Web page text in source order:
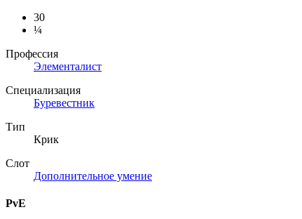
30
¼
Профессия
Элементалист
Специализация
Буревестник
Тип
Крик
Слот
Дополнительное умение
PvE